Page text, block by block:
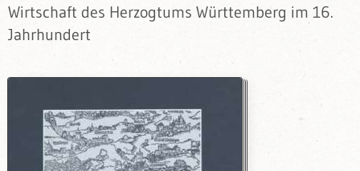
Wirtschaft des Herzogtums Württemberg im 16.
Jahrhundert